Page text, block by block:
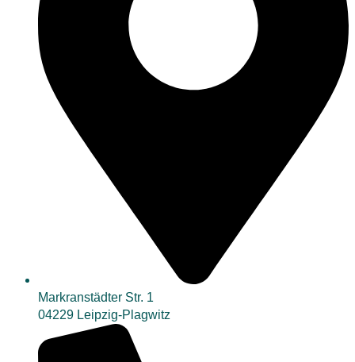
Markranstädter Str. 1
04229 Leipzig-Plagwitz